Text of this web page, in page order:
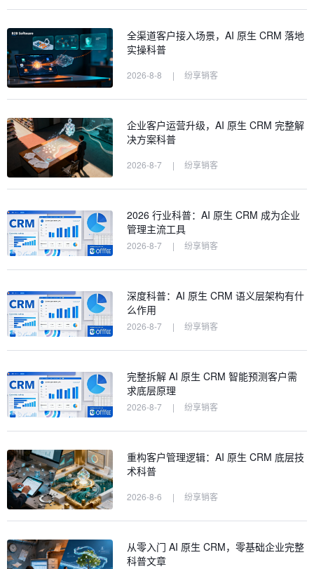
全渠道客户接入场景，AI 原生 CRM 落地
实操科普
2026-8-8 | 纷享销客
企业客户运营升级，AI 原生 CRM 完整解
决方案科普
2026-8-7 | 纷享销客
2026 行业科普：AI 原生 CRM 成为企业
管理主流工具
2026-8-7 | 纷享销客
深度科普：AI 原生 CRM 语义层架构有什
么作用
2026-8-7 | 纷享销客
完整拆解 AI 原生 CRM 智能预测客户需
求底层原理
2026-8-7 | 纷享销客
重构客户管理逻辑：AI 原生 CRM 底层技
术科普
2026-8-6 | 纷享销客
从零入门 AI 原生 CRM，零基础企业完整
科普文章